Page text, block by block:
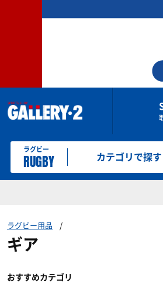
ラグビー
RUGBY カテゴリで探す
ラグビー用品
ギア
おすすめカテゴリ